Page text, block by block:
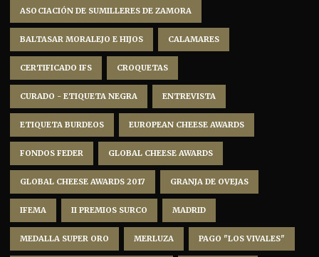
ASOCIACIÓN DE SUMILLERES DE ZAMORA
BALTASAR MORALEJO E HIJOS CALAMARES
CERTIFICADO IFS CROQUETAS
CURADO - ETIQUETA NEGRA ENTREVISTA
ETIQUETA BURDEOS EUROPEAN CHEESE AWARDS
FONDOS FEDER GLOBAL CHEESE AWARDS
GLOBAL CHEESE AWARDS 2017 GRANJA DE OVEJAS
IFEMA II PREMIOS SURCO MADRID
MEDALLA SUPER ORO MERLUZA PAGO "LOS VIVALES"